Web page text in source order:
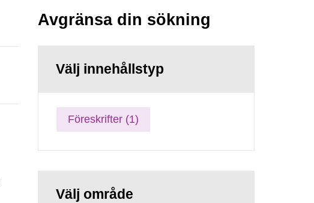
Avgränsa din sökning
Välj innehållstyp
Föreskrifter (1)
Välj område